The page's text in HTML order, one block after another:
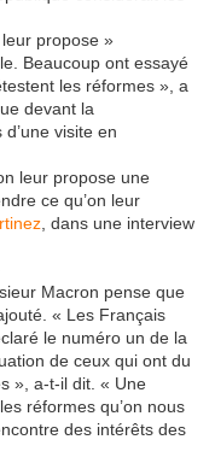
propose »
Beaucoup ont essayé
les réformes », a
devant la
visite en
leur propose une
ce qu’on leur
, dans une interview
Macron pense que
« Les Français
le numéro un de la
de ceux qui ont du
», a-t-il dit. « Une
réformes qu’on nous
des intérêts des